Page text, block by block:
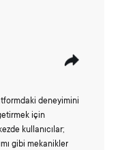
deneyimini
için
kullanıcılar;
gibi mekanikler